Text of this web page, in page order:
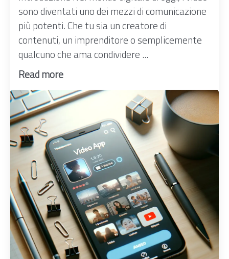
sono diventati uno dei mezzi di comunicazione
più potenti. Che tu sia un creatore di
contenuti, un imprenditore o semplicemente
qualcuno che ama condividere ...
Read more